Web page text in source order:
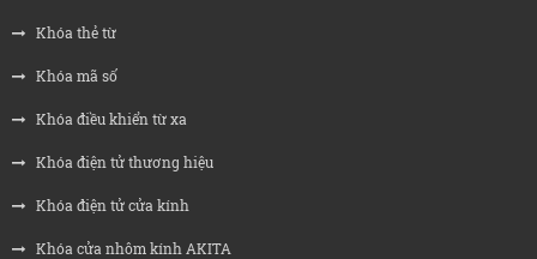
Khóa thẻ từ
Khóa mã số
Khóa điều khiển từ xa
Khóa điện tử thương hiệu
Khóa điện tử cửa kính
Khóa cửa nhôm kính AKITA